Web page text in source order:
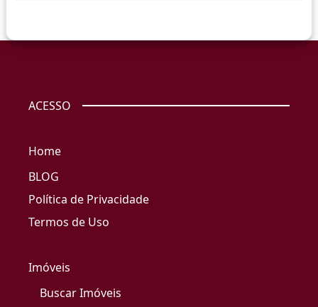
ACESSO
Home
BLOG
Política de Privacidade
Termos de Uso
Imóveis
Buscar Imóveis